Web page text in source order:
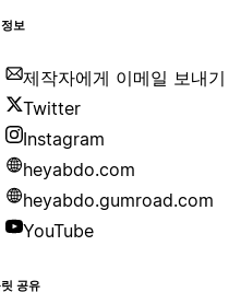
보
제작자에게 이메일 보내기
Twitter
Instagram
heyabdo.com
heyabdo.gumroad.com
YouTube
공유